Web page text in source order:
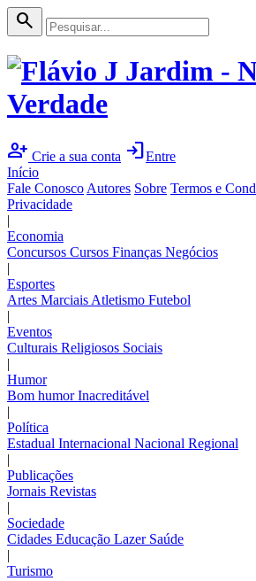
search
person_add Crie a sua conta loginEntre
Início
Fale Conosco Autores Sobre Termos e
Privacidade
|
Economia
Concursos Cursos Finanças Negócios
|
Esportes
Artes Marciais Atletismo Futebol
|
Eventos
Culturais Religiosos Sociais
|
Humor
Bom humorInacreditável
|
Política
Estadual Internacional Nacional Regional
|
Publicações
Jornais Revistas
|
Sociedade
Cidades Educação Lazer Saúde
|
Turismo